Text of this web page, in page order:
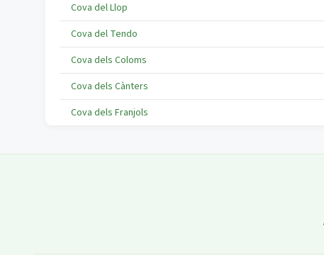
Cova del Llop
Cova del Tendo
Cova dels Coloms
Cova dels Cànters
Cova dels Franjols